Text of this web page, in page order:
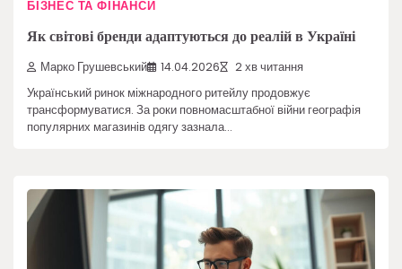
БІЗНЕС ТА ФІНАНСИ
Як світові бренди адаптуються до реалій в Україні
Марко Грушевський 14.04.2026 2 хв читання
Український ринок міжнародного ритейлу продовжує
трансформуватися. За роки повномасштабної війни географія
популярних магазинів одягу зазнала…